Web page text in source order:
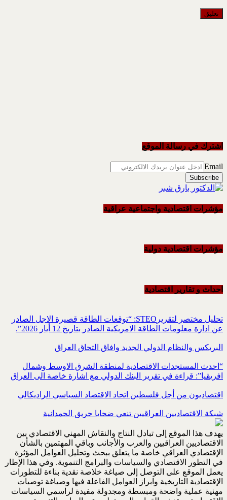
اشترك في رسالة الموقع
Email
مؤشرات اقتصادية واجتماعية عراقية
مؤشرات اقتصادية دولية
احداث و تقاریر اقتصادیة
تحليل مختصر لتقريرSTEO‏: “توقعات الطاقة قصيرة الاجل الصادر
عن ادارة معلومات الطاقة الامريكية ‏الصادر بتاريخ 12 أيار 2026”.‏
البريكس والنظام الدولي الجديد وافاق التحاق العراق
“احدث المستجدات الاقتصادية لمنطقة الشرق الاوسط وشمال
افريقيا”: قراءة في تقرير البنك الدولي مع اشارة خاصة الى العراق
اقتصاديون من أجل فلسطين اتحاد الاقتصاد السياسي الراديكالي
شبكة الاقتصاديين العراقيين تنعي ضحايا حريق الحمدانية
يهدف هذا الموقع إلى تبادل النتاج والنقاش المهني الاقتصادي بين
الاقتصاديين العراقيين والعرب والأجانب وباقي المهتمين بالشأن
الإقتصادي العراقي خاصة ما يتعلق ببحث وتحليل العوامل المؤثرة
في التطور الاقتصادي والسياسات والبرامج التنموية. وفي هذا الإطار
يعمل الموقع على التوصل إلى صياغة خلاصة نقدية بناءة للتطورات
الإقتصادية التاريخية وابراز العوامل الفاعلة فيها وصياغة توصيات
مهنية عملية واضحة ومبسطة ومجدولة مفيدة لراسمي السياسات